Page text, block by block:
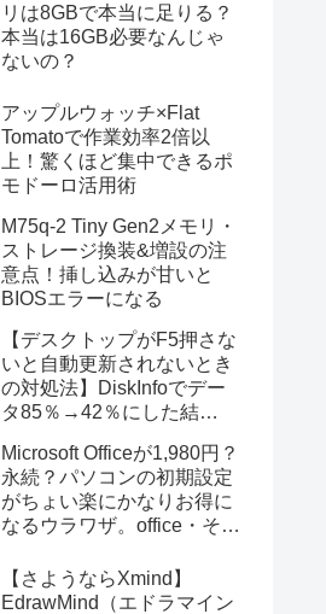
リは8GBで本当に足りる？
本当は16GB必要なんじゃ
ないの？
アップルウォッチ×Flat
Tomatoで作業効率2倍以
上！驚くほど集中できるポ
モドーロ活用術
M75q-2 Tiny Gen2メモリ・
ストレージ換装&増設の注
意点！挿し込みが甘いと
BIOSエラーになる
【デスクトップがF5押さな
いと自動更新されないとき
の対処法】DiskInfoでデー
タ85％→42％にした結
Microsoft Officeが1,980円？
永続？パソコンの初期設定
がちょい楽にかなりお得に
なるウラワザ。office・その
【さようならXmind】
EdrawMind（エドラマイン